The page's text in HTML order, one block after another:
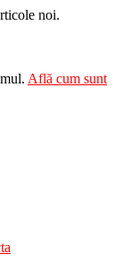
noi.
Află cum sunt